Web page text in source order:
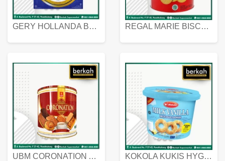
GERY HOLLANDA BUTTER COOKIES 450 GRAM REGAL MARIE BISCUIT KALENG 550 GRAM
UBM CORONATION ASSORTED BISKUIT KALENG 450 GRAM KOKOLA KUKIS HYGIENIC MILK VANILLA PACK 320 GR